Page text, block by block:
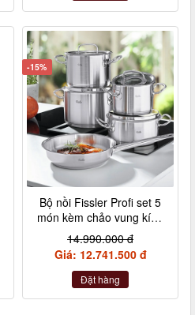
-15%
Bộ nồi Fissler Profi set 5
món kèm chảo vung kính
made in Germany
14.990.000 đ
Giá: 12.741.500 đ
Đặt hàng